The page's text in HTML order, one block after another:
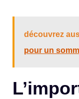
découvrez
pour un